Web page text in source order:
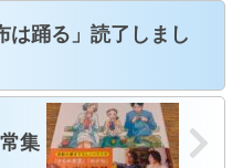
は踊る」読了しまし
集